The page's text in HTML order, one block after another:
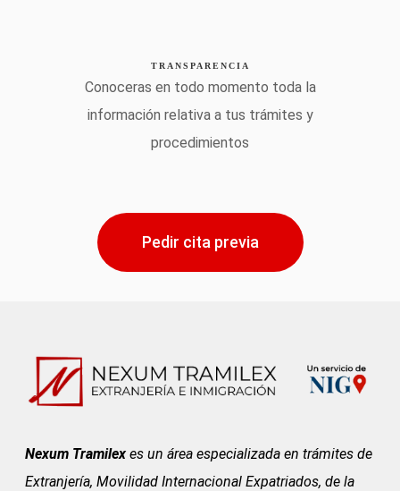
TRANSPARENCIA
Conoceras en todo momento toda la
información relativa a tus trámites y
procedimientos
Pedir cita previa
Nexum Tramilex es un área especializada en trámites de
Extranjería, Movilidad Internacional Expatriados, de la